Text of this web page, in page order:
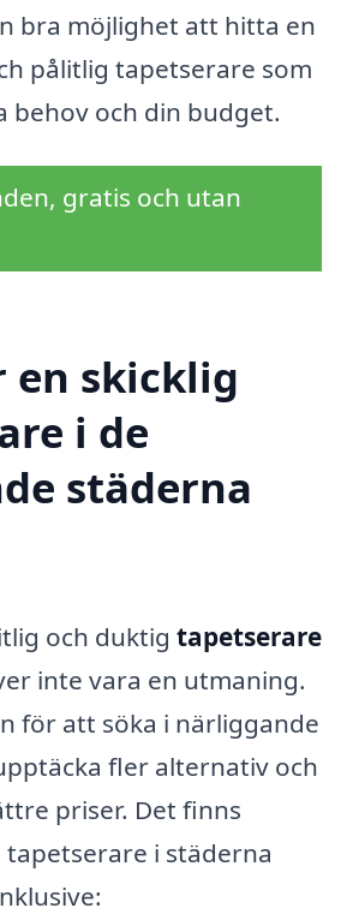
bra möjlighet att hitta en
pålitlig tapetserare som
behov och din budget.
gratis och utan
en skicklig
i de
städerna
och duktig tapetserare
inte vara en utmaning.
för att söka i närliggande
fler alternativ och
priser. Det finns
i städerna